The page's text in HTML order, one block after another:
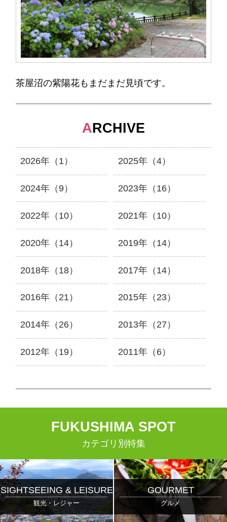
茶屋沼の紫陽花もまだまだ見頃です。
ARCHIVE
2026年（1） 2025年（4）
2024年（9） 2023年（16）
2022年（10） 2021年（10）
2020年（14） 2019年（14）
2018年（18） 2017年（14）
2016年（21） 2015年（23）
2014年（26） 2013年（27）
2012年（19） 2011年（6）
FUKUSHIMA SPOT
カテゴリ別特集
SIGHTSEEING & LEISURE
観光・レジャー
GOURMET
グルメ